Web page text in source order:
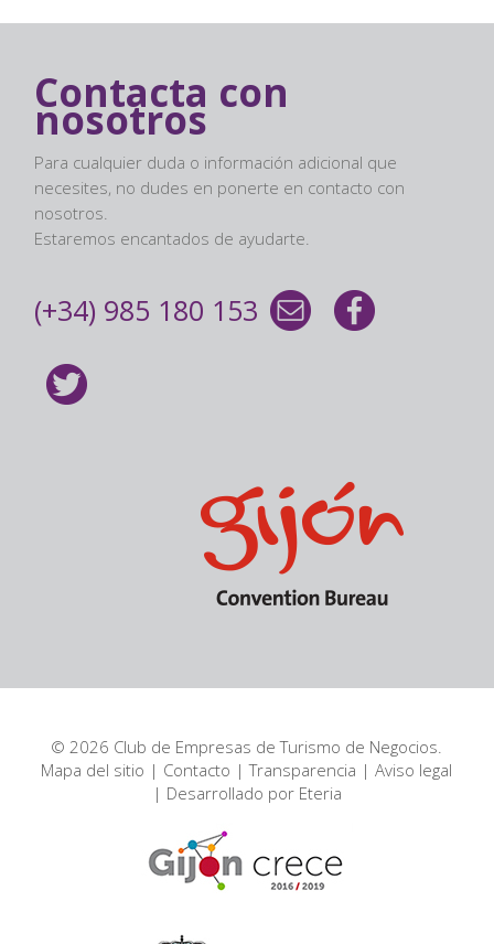
Contacta con
nosotros
Para cualquier duda o información adicional que
necesites, no dudes en ponerte en contacto con
nosotros.
Estaremos encantados de ayudarte.
(+34) 985 180 153
© 2026 Club de Empresas de Turismo de Negocios.
Mapa del sitio | Contacto |Transparencia |Aviso legal
| Desarrollado por Eteria